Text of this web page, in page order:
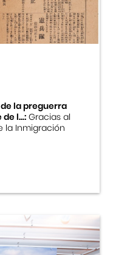
la preguerra
l...:Gracias al
la Inmigración